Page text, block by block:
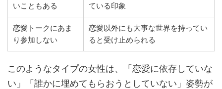
いこともある
ている印象
恋愛トークにあま
り参加しない
恋愛以外にも大事な世界を持ってい
ると受け止められる
このようなタイプの女性は、「恋愛に依存していな
い」「誰かに埋めてもらおうとしていない」姿勢が